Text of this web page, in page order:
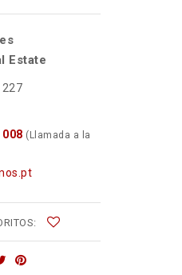
Estate
227
008 (Llamada a la